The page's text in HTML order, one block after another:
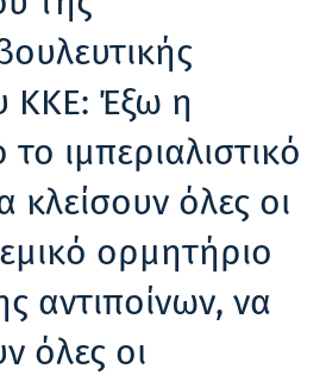
ΚΚΕ: Έξω η
ιμπεριαλιστικό
κλείσουν όλες οι
ορμητήριο
αντιποίνων, να
όλες οι